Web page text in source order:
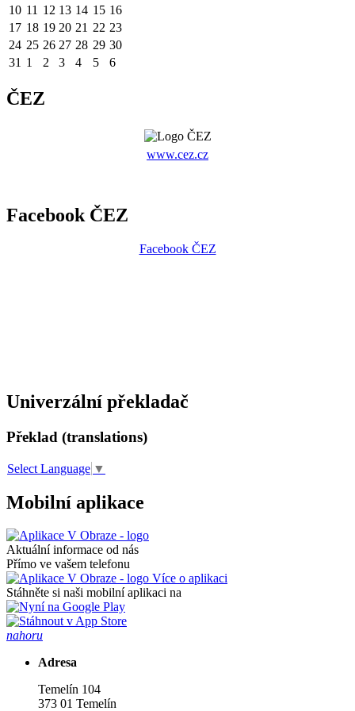
10 11 12 13 14 15 16
17 18 19 20 21 22 23
24 25 26 27 28 29 30
31 1 2 3 4 5 6
ČEZ
www.cez.cz
Facebook ČEZ
Facebook ČEZ
Univerzální překladač
Překlad (translations)
Select Language ▼
Mobilní aplikace
Aktuální informace od nás
Přímo ve vašem telefonu
Více o aplikaci
Stáhněte si naši mobilní aplikaci na
nahoru
Adresa
Temelín 104
373 01 Temelín